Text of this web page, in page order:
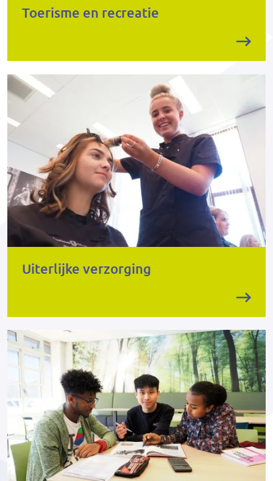
Toerisme en recreatie
Uiterlijke verzorging